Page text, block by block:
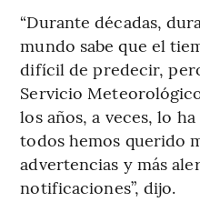
“Durante décadas,
mundo sabe que el
difícil de predecir,
Servicio
los años, a veces, lo
todos hemos querido
advertencias y más
notificaciones”, dijo.